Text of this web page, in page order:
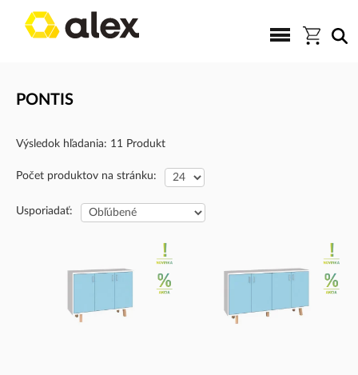
PONTIS
Výsledok hľadania: 11 Produkt
Počet produktov na stránku:
Usporiadať: